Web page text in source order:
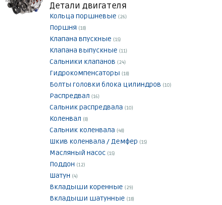
Детали двигателя
Кольца поршневые (26)
Поршня (18)
Клапана впускные (15)
Клапана выпускные (11)
Сальники клапанов (24)
Гидрокомпенсаторы (18)
Болты головки блока цилиндров (10)
Распредвал (16)
Сальник распредвала (10)
Коленвал (8)
Сальник коленвала (48)
Шкив коленвала / Демфер (15)
Масляный насос (15)
Поддон (12)
Шатун (4)
Вкладыши коренные (29)
Вкладыши шатунные (18)